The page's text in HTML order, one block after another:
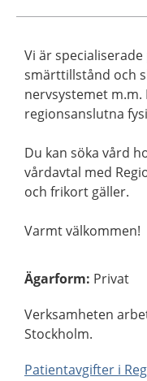
Vi är
smärttillstånd och
nervsystemet
regionsanslutna
Du kan söka vård
vårdavtal med
och frikort gäller.
Varmt välkommen!
Ägarform: Privat
Verksamheten
Stockholm.
Patientavgifter i